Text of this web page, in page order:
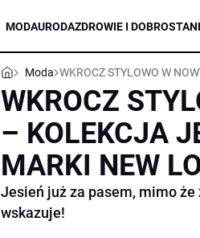
MODAURODAZDROWIE I DOBROSTAN
Moda WKROCZ STYLOWO W
WKROCZ
– KOLEKCJA
MARKI NEW
Jesień już za pasem, mimo
wskazuje!